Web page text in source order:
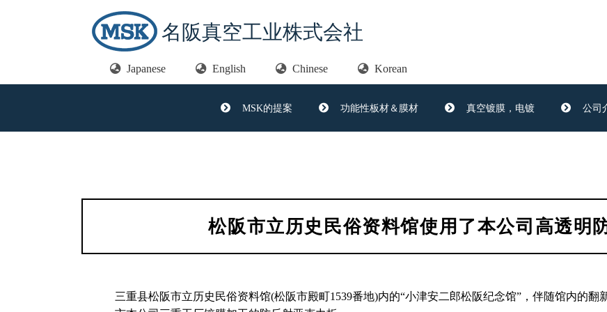
名阪真空工业株式会社
Japanese English Chinese Korean
MSK的提案 功能性板材＆膜材 真空镀膜，电镀 公司
松阪市立历史民俗资料馆使用了本公司高透明
三重县松阪市立历史民俗资料馆(松阪市殿町1539番地)内的“小津安二郎松阪纪念馆”，伴随馆内的